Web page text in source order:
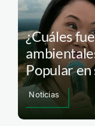
¿Cuáles
Popular en
Noticias